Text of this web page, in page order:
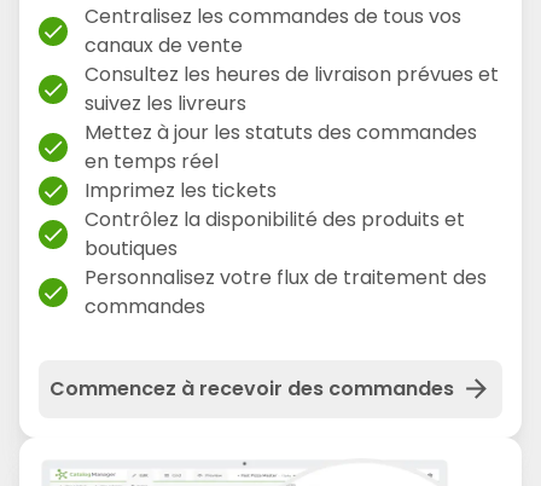
check
Centralisez les commandes de tous vos
canaux de vente
check
Consultez les heures de livraison prévues et
suivez les livreurs
check
Mettez à jour les statuts des commandes
en temps réel
check Imprimez les tickets
check
Contrôlez la disponibilité des produits et
boutiques
check
Personnalisez votre flux de traitement des
commandes
Commencez à recevoir des commandes arrow_forward